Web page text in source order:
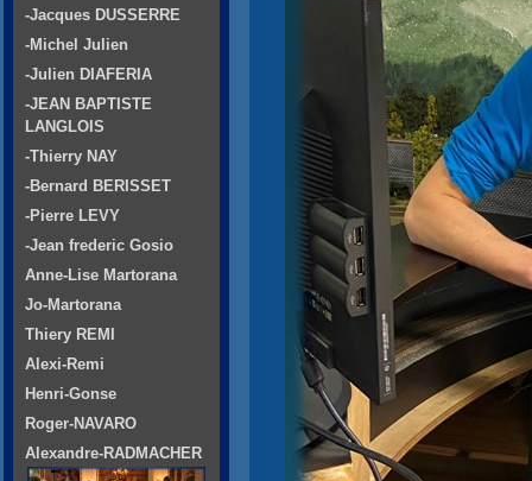
-Jacques DUSSERRE
-Michel Julien
-Julien DIAFERIA
-JEAN BAPTISTE
LANGLOIS
-Thierry NAY
-Bernard BERISSET
-Pierre LEVY
-Jean frederic Gosio
Anne-Lise Martorana
Jo-Martorana
Thiery REMI
Alexi-Remi
Henri-Gonse
Roger-NAVARO
Alexandre-RADMACHER